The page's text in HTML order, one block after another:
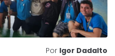
Por Igor Dadalto